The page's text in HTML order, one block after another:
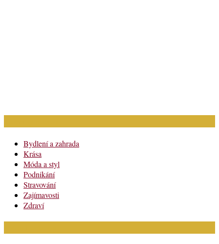
Bydlení a zahrada
Krása
Móda a styl
Podnikání
Stravování
Zajímavosti
Zdraví